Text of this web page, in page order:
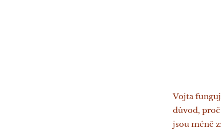
Vojta
důvod,
jsou méně